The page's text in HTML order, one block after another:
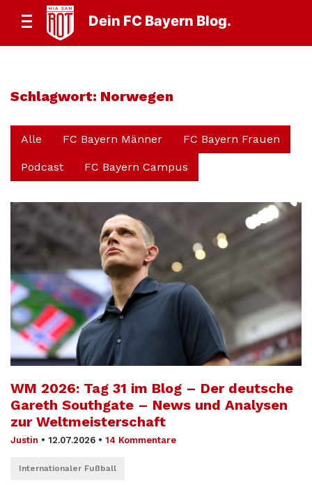
Dein FC Bayern Blog.
Schlagwort: Norwegen
Alle FC Bayern Männer FC Bayern Frauen
Podcast FC Bayern Campus
WM 2026: Tag 31 im Blog – Der deutsche
Gareth Southgate – News und Analysen
zur Weltmeisterschaft
Justin • 12.07.2026 • 14 Kommentare
Internationaler Fußball